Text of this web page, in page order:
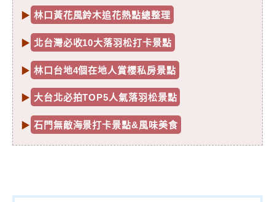
▶ 林口黃花風鈴木追花熱點總整理
▶ 北台灣必收10大落羽松打卡景點
▶ 林口台地4個在地人賞櫻私房景點
▶ 大台北必拍TOP5人氣落羽松景點
▶ 石門無敵海景打卡景點&風味美食